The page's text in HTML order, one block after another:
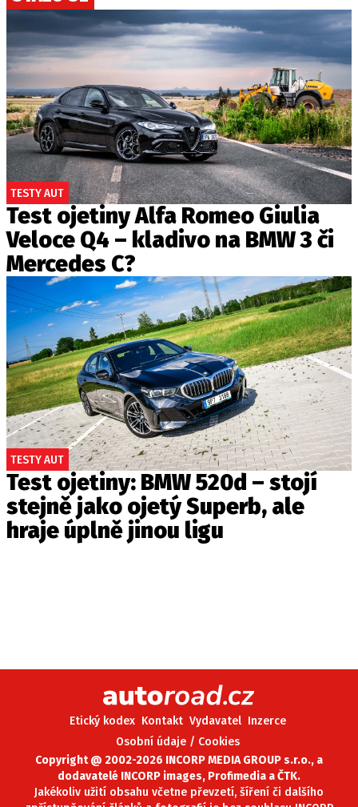
TESTY AUT
Test ojetiny Alfa Romeo Giulia
Veloce Q4 – kladivo na BMW 3 či
Mercedes C?
TESTY AUT
Test ojetiny: BMW 520d – stojí
stejně jako ojetý Superb, ale
hraje úplně jinou ligu
Etický kodex Kontakt Vydavatel Inzerce
Osobní údaje / Cookies
Copyright @ 2002-2026 INCORP MEDIA GROUP s.r.o., a
dodavatelé INCORP images, Profimedia a ČTK.
Jakékoliv užití obsahu včetne převzetí, šíření či dalšího